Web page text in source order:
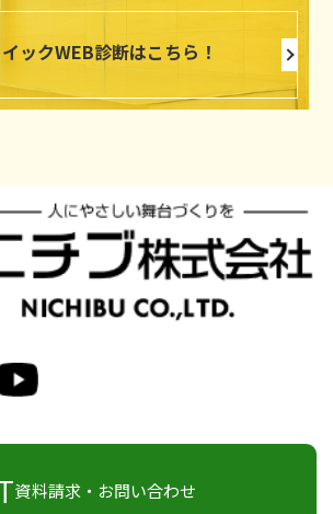
ックWEB診断はこちら！
資料請求・お問い合わせ